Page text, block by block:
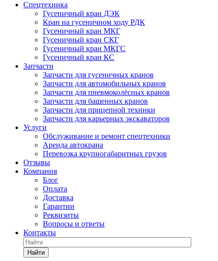
Спецтехника
Гусеничный кран ДЭК
Кран на гусеничном ходу РДК
Гусеничный кран МКГ
Гусеничный кран СКГ
Гусеничный кран МКГС
Гусеничный кран КС
Запчасти
Запчасти для гусеничных кранов
Запчасти для автомобильных кранов
Запчасти для пневмоколёсных кранов
Запчасти для башенных кранов
Запчасти для прицепной техники
Запчасти для карьерных экскаваторов
Услуги
Обслуживание и ремонт спецтехники
Аренда автокрана
Перевозка крупногабаритных грузов
Отзывы
Компания
Блог
Оплата
Доставка
Гарантии
Реквизиты
Вопросы и ответы
Контакты
Найти